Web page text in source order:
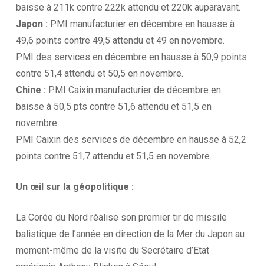
baisse à 211k contre 222k attendu et 220k auparavant.
Japon : PMI manufacturier en décembre en hausse à
49,6 points contre 49,5 attendu et 49 en novembre.
PMI des services en décembre en hausse à 50,9 points
contre 51,4 attendu et 50,5 en novembre.
Chine : PMI Caixin manufacturier de décembre en
baisse à 50,5 pts contre 51,6 attendu et 51,5 en
novembre.
PMI Caixin des services de décembre en hausse à 52,2
points contre 51,7 attendu et 51,5 en novembre.
Un œil sur la géopolitique :
La Corée du Nord réalise son premier tir de missile
balistique de l’année en direction de la Mer du Japon au
moment-même de la visite du Secrétaire d’Etat